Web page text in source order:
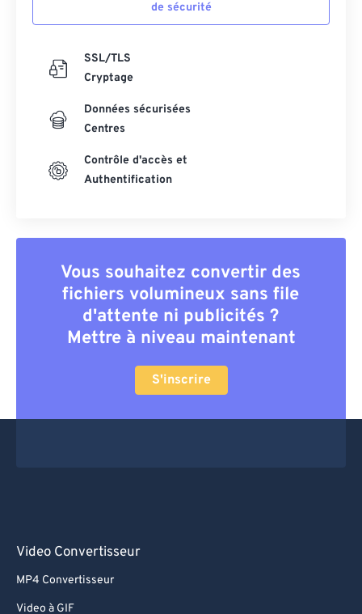
de sécurité
SSL/TLS
Cryptage
Données sécurisées
Centres
Contrôle d'accès et
Authentification
Vous souhaitez convertir des
fichiers volumineux sans file
d'attente ni publicités ?
Mettre à niveau maintenant
S'inscrire
Video Convertisseur
MP4 Convertisseur
Video à GIF